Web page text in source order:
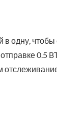
одну, чтобы
0.5